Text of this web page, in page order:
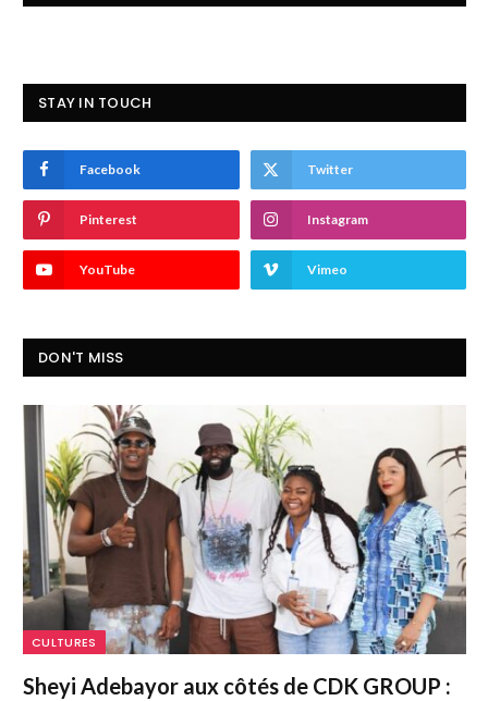
STAY IN TOUCH
Facebook Twitter
Pinterest Instagram
YouTube Vimeo
DON'T MISS
CULTURES
Sheyi Adebayor aux côtés de CDK GROUP :